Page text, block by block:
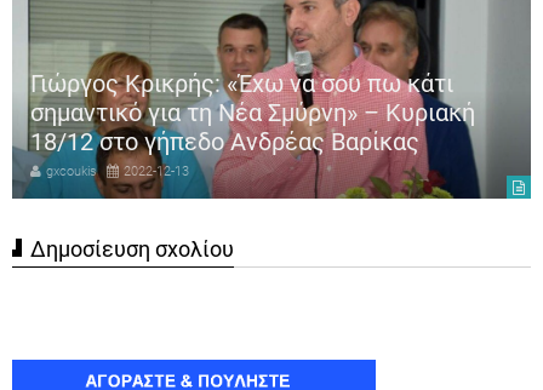
Γιώργος Κρικρής: «Έχω να σου πω κάτι
σημαντικό για τη Νέα Σμύρνη» – Κυριακή
18/12 στο γήπεδο Ανδρέας Βαρίκας
gxcoukis 2022-12-13
Δημοσίευση σχολίου